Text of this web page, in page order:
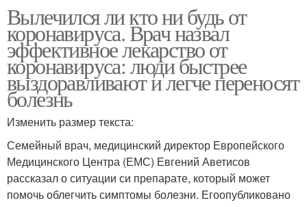
Вылечился ли кто ни будь от
коронавируса. Врач назвал
эффективное лекарство от
коронавируса: люди быстрее
выздоравливают и легче переносят
болезнь
Изменить размер текста:
Семейный врач, медицинский директор Европейского
Медицинского Центра (ЕМС) Евгений Аветисов
рассказал о ситуации си препарате, который может
помочь облегчить симптомы болезни. Егоопубликовано